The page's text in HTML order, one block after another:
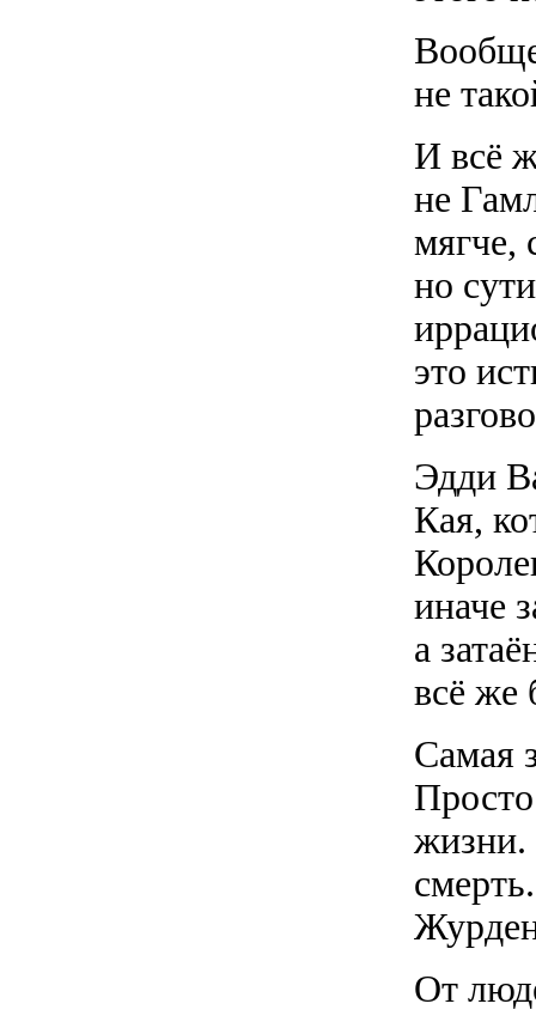
не
И всё
не
мягче,
но
это
Эдди
Кая,
иначе
а
всё же
Самая
жизни.
От